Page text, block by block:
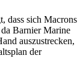
dass sich Macrons
Barnier Marine
auszustrecken,
der